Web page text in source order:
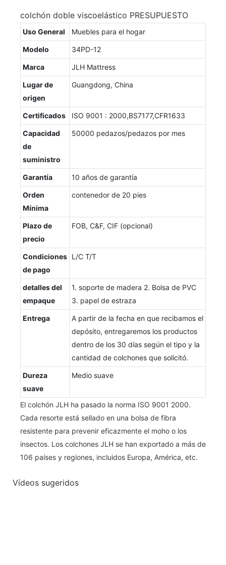
colchón doble viscoelástico PRESUPUESTO
Uso General Muebles para el hogar
Modelo 34PD-12
Marca JLH Mattress
Lugar de
origen
Guangdong, China
Certificados ISO 9001 : 2000,BS7177,CFR1633
Capacidad
de
suministro
50000 pedazos/pedazos por mes
Garantía 10 años de garantía
Orden
Mínima
contenedor de 20 pies
Plazo de
precio
FOB, C&F, CIF (opcional)
Condiciones
de pago
L/C T/T
detalles del
empaque
1. soporte de madera 2. Bolsa de PVC
3. papel de estraza
Entrega
A partir de la fecha en que recibamos el
depósito, entregaremos los productos
dentro de los 30 días según el tipo y la
cantidad de colchones que solicitó.
Dureza
suave
Medio suave
El colchón JLH ha pasado la norma ISO 9001 2000.
Cada resorte está sellado en una bolsa de fibra
resistente para prevenir eficazmente el moho o los
insectos. Los colchones JLH se han exportado a más de
106 países y regiones, incluidos Europa, América, etc.
Vídeos sugeridos